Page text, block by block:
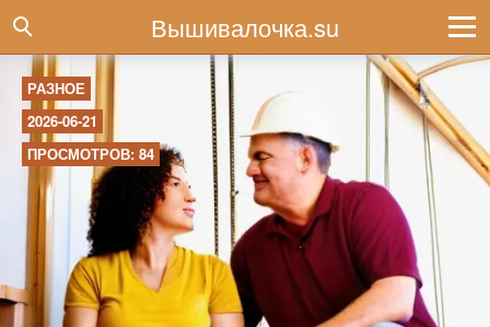
Вышивалочка.su
РАЗНОЕ
2026-06-21
ПРОСМОТРОВ: 84